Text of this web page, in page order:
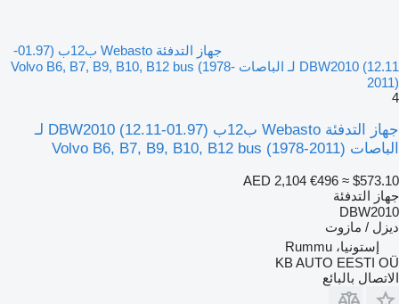
جهاز التدفئة Webasto ب12ب (01.97-
12.11) DBW2010 لـ الباصات Volvo B6, B7, B9, B10, B12 bus (1978-
2011)
4
جهاز التدفئة Webasto ب12ب (01.97-12.11) DBW2010 لـ
الباصات Volvo B6, B7, B9, B10, B12 bus (1978-2011)
AED 2,104 €496 ≈ $573.10
جهاز التدفئة
DBW2010
ديزل / مازوت
إستونيا، Rummu
KB AUTO EESTI OÜ
الاتصال بالبائع